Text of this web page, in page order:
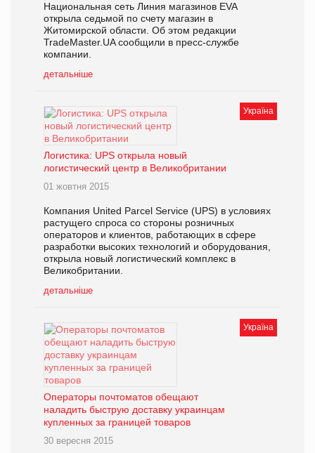
Национальная сеть Линия магазинов EVA
открыла седьмой по счету магазин в
Житомирской области. Об этом редакции
TradeMaster.UA сообщили в пресс-службе
компании.
детальніше
Україна
Логистика: UPS открыла новый
логистический центр в Великобритании
01 жовтня 2015
Компания United Parcel Service (UPS) в условиях
растущего спроса со стороны розничных
операторов и клиентов, работающих в сфере
разработки высоких технологий и оборудования,
открыла новый логистический комплекс в
Великобритании.
детальніше
Україна
Операторы почтоматов обещают
наладить быструю доставку украинцам
купленных за границей товаров
30 вересня 2015